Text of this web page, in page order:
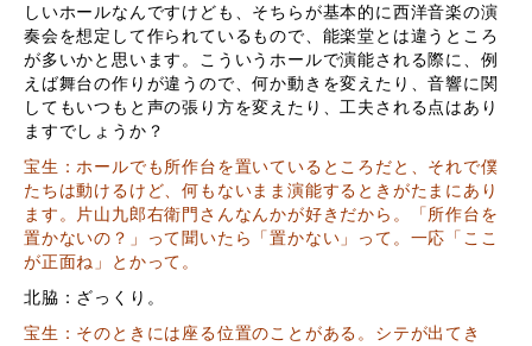
しいホールなんですけども、そちらが基本的に西洋音楽の演
奏会を想定して作られているもので、能楽堂とは違うところ
が多いかと思います。こういうホールで演能される際に、例
えば舞台の作りが違うので、何か動きを変えたり、音響に関
してもいつもと声の張り方を変えたり、工夫される点はあり
ますでしょうか？
宝生：ホールでも所作台を置いているところだと、それで僕
たちは動けるけど、何もないまま演能するときがたまにあり
ます。片山九郎右衛門さんなんかが好きだから。「所作台を
置かないの？」って聞いたら「置かない」って。一応「ここ
が正面ね」とかって。
北脇：ざっくり。
宝生：そのときには座る位置のことがある。シテが出てき